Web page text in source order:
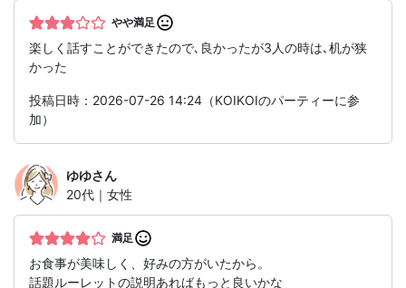
やや満足
楽しく話すことができたので､良かったが3人の時は､机が狭
かった
投稿日時：2026-07-26 14:24（KOIKOIのパーティーに参
加）
ゆゆさん
20代｜女性
満足
お食事が美味しく、好みの方がいたから。
話題ルーレットの説明あればもっと良いかな